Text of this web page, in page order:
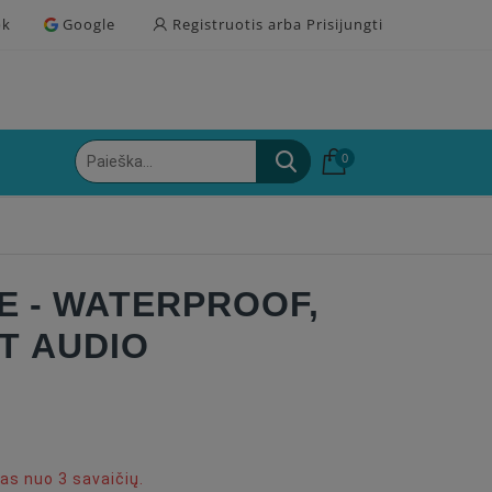
Google Registruotis arba Prisijungti
0
- WATERPROOF,
AUDIO
nuo 3 savaičių.